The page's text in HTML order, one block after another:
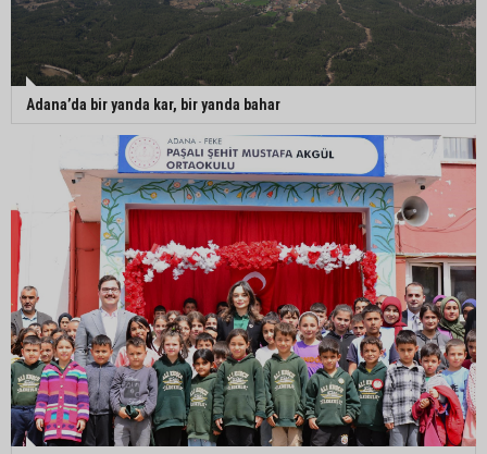
Adana’da bir yanda kar, bir yanda bahar